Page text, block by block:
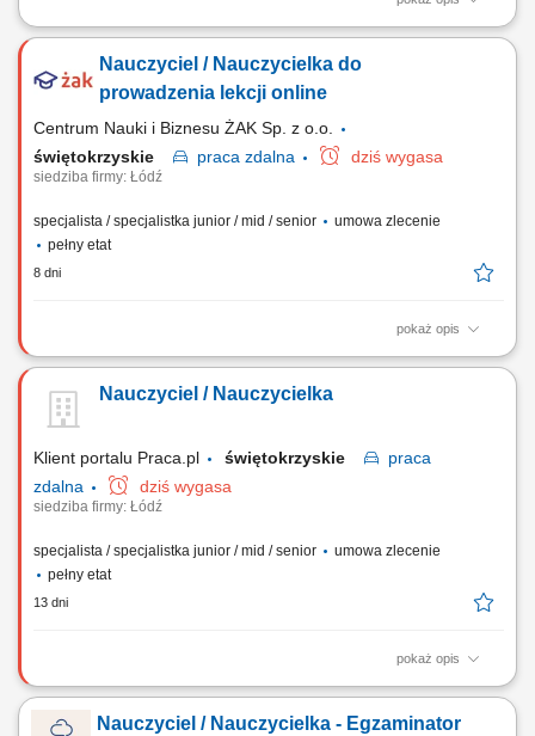
Things you’ll take care of: Conduct trial lessons (30 minutes) Assess the
Help parents make a purchase decision; Work with scripts (with
flexibility)
Nauczyciel / Nauczycielka do
prowadzenia lekcji online
Centrum Nauki i Biznesu ŻAK Sp. z o.o.
świętokrzyskie
praca zdalna dziś wygasa
siedziba firmy: Łódź
specjalista / specjalistka junior / mid / senior
umowa zlecenie
pełny etat
8 dni
pokaż opis
Poszukujemy nauczyciela/ki do prowadzenia lekcji online dla uczniów
online dla uczniów klas 7–8 (j. polski / matematyka / j. angielski) Opis
stanowiska: Poszukujemy studentów ostatnich lat do prowadzenia
Nauczyciel / Nauczycielka
Klient portalu Praca.pl świętokrzyskie
praca
zdalna
dziś wygasa
siedziba firmy: Łódź
specjalista / specjalistka junior / mid / senior
umowa zlecenie
pełny etat
13 dni
pokaż opis
Prowadzenie regularnych indywidualnych oraz grupowych lekcji online
dla uczniów klas 7-8 na platformie; Realizacja dyżurów edukacyjnych
1:1 w czasie rzeczywistym z wybranego przedmiotu (j. polski,
Nauczyciel / Nauczycielka - Egzaminator